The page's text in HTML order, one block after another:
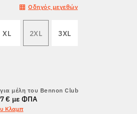
Οδηγός μεγεθών
XL 2XL 3XL
μέλη του Bennon Club
€ με ΦΠΑ
Κλαμπ